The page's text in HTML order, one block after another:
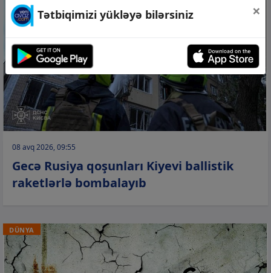
08 avq 2026, 09:55
Gecə Rusiya qoşunları Kiyevi ballistik
raketlərlə bombalayıb
DÜNYA
Tətbiqimizi yükləyə bilərsiniz ×